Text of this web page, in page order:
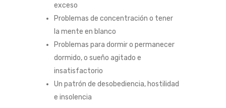
exceso
Problemas de concentración o tener
la mente en blanco
Problemas para dormir o permanecer
dormido, o sueño agitado e
insatisfactorio
Un patrón de desobediencia, hostilidad
e insolencia